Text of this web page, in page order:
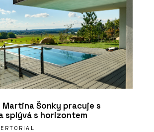
Šonky pracuje s
splývá s horizontem